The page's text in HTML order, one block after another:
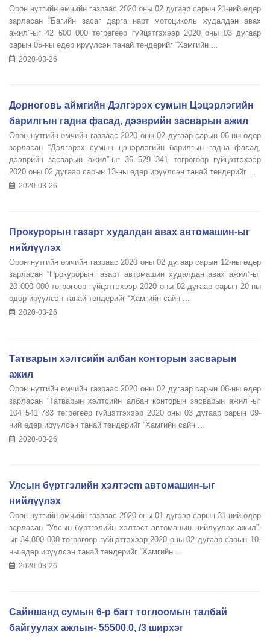
Орон нутгийн өмчийн газраас 2020 оны 02 дугаар сарын 21-ний өдөр
зарласан “Багийн засаг дарга нарт мотоциколь худалдан авах
ажил”-ыг 42 600 000 төгрөгөөр гүйцэтгэхээр 2020 оны 03 дугаар
сарын 05-ны өдөр ирүүлсэн танай тендерийг “Хамгийн ...
2020-03-26
Дорноговь аймгийн Дэлгэрэх сумын Цэцэрлэгийн
барилгын гадна фасад, дээврийн засварын ажил
Орон нутгийн өмчийн газраас 2020 оны 02 дугаар сарын 06-ны өдөр
зарласан “Дэлгэрэх сумын цэцэрлэгийн барилгын гадна фасад,
дээврийн засварын ажил”-ыг 36 529 341 төгрөгөөр гүйцэтгэхээр
2020 оны 02 дугаар сарын 13-ны өдөр ирүүлсэн танай тендерийг ...
2020-03-26
Прокурорын газарт худалдан авах автомашин-ыг
нийлүүлэх
Орон нутгийн өмчийн газраас 2020 оны 02 дугаар сарын 12-ны өдөр
зарласан “Прокурорын газарт автомашин худалдан авах ажил”-ыг
20 000 000 төгрөгөөр гүйцэтгэхээр 2020 оны 02 дугаар сарын 20-ны
өдөр ирүүлсэн танай тендерийг “Хамгийн сайн ...
2020-03-26
Татварын хэлтсийн албан конторын засварын
ажил
Орон нутгийн өмчийн газраас 2020 оны 02 дугаар сарын 06-ны өдөр
зарласан “Татварын хэлтсийн албан конторын засварын ажил”-ыг
104 541 783 төгрөгөөр гүйцэтгэхээр 2020 оны 03 дугаар сарын 09-
ний өдөр ирүүлсэн танай тендерийг “Хамгийн сайн ...
2020-03-26
Улсын бүртгэлийн хэлтэсm автомашин-ыг
нийлүүлэх
Орон нутгийн өмчийн газраас 2020 оны 01 дүгээр сарын 31-ний өдөр
зарласан “Улсын бүртгэлийн хэлтэст автомашин нийлүүлэх ажил”-
ыг 34 800 000 төгрөгөөр гүйцэтгэхээр 2020 оны 02 дугаар сарын 10-
ны өдөр ирүүлсэн танай тендерийг “Хамгийн ...
2020-03-26
Сайншанд сумын 6-р багт тоглоомын талбай
байгуулах ажлын- 55500.0, /3 ширхэг